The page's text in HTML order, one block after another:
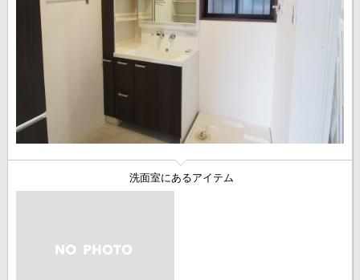
洗面室にあるアイテム